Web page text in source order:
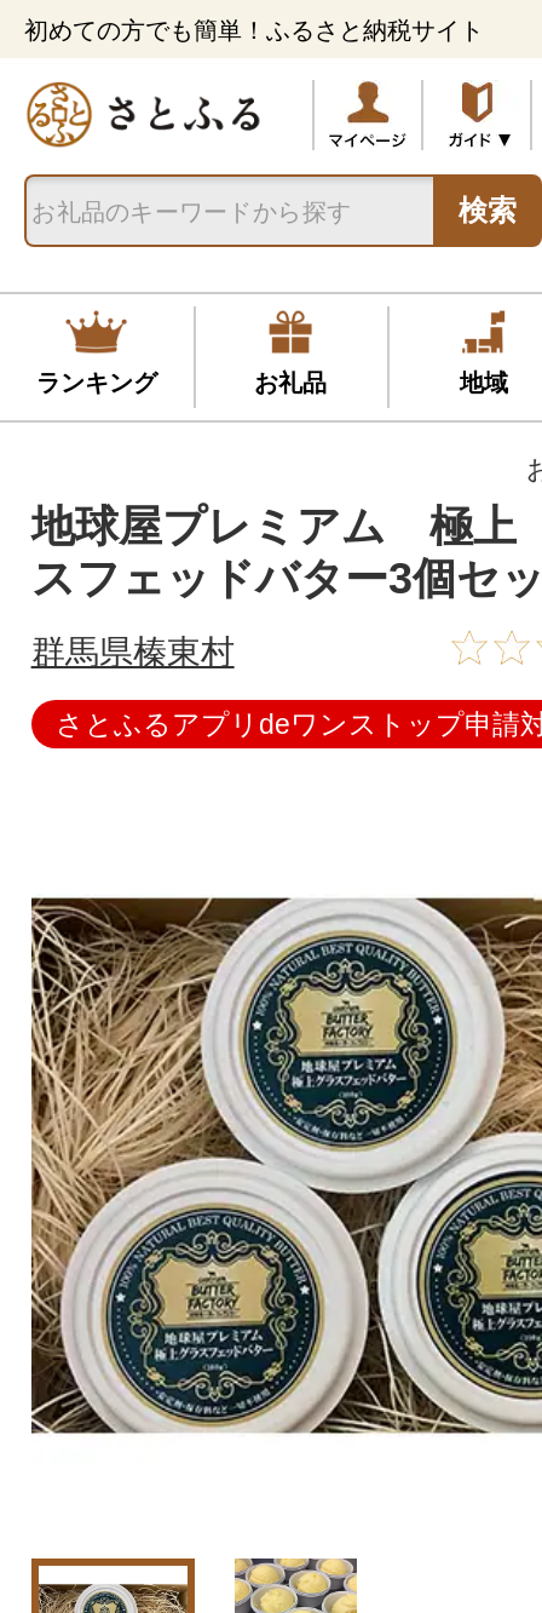
初めての方でも簡単！ふるさと納税サイト
検索
ランキング お礼品 地域
地球屋プレミアム 極
スフェッドバター3個セ
群馬県榛東村
さとふるアプリdeワンストップ申請